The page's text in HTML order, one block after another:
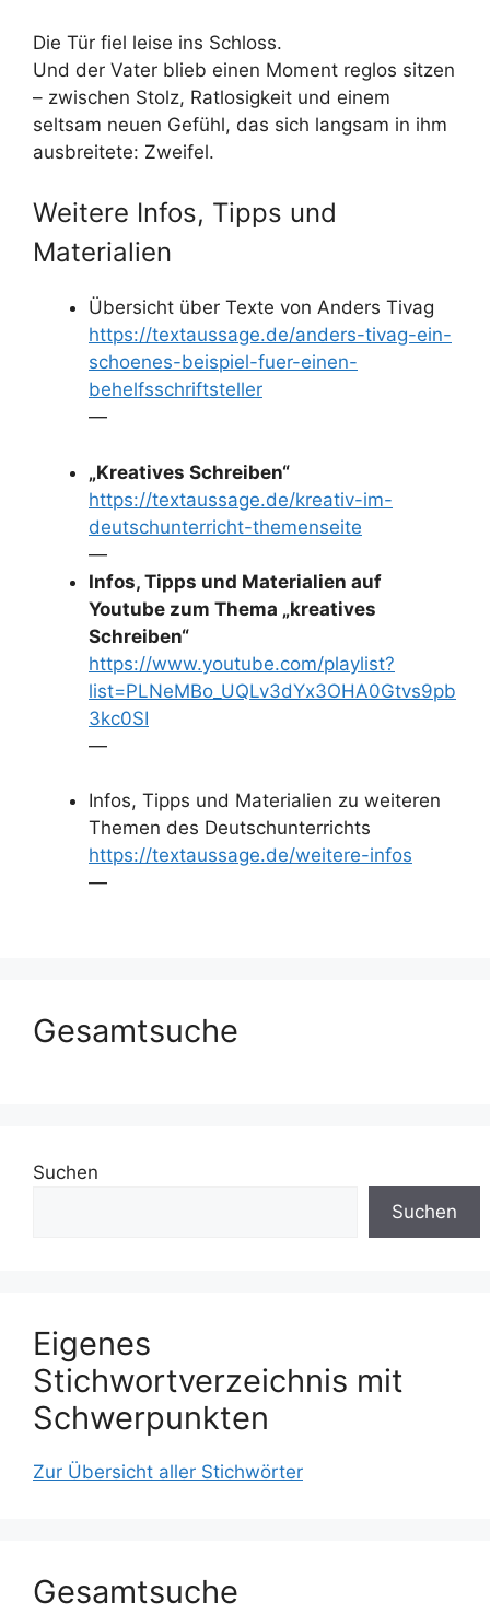
Die Tür fiel leise ins Schloss.
Und der Vater blieb einen Moment reglos sitzen
– zwischen Stolz, Ratlosigkeit und einem
seltsam neuen Gefühl, das sich langsam in ihm
ausbreitete: Zweifel.
Weitere Infos, Tipps und
Materialien
Übersicht über Texte von Anders Tivag
https://textaussage.de/anders-tivag-ein-
schoenes-beispiel-fuer-einen-
behelfsschriftsteller
—
„Kreatives Schreiben“
https://textaussage.de/kreativ-im-
deutschunterricht-themenseite
—
Infos, Tipps und Materialien auf
Youtube zum Thema „kreatives
Schreiben“
https://www.youtube.com/playlist?
list=PLNeMBo_UQLv3dYx3OHA0Gtvs9pb
3kc0SI
—
Infos, Tipps und Materialien zu weiteren
Themen des Deutschunterrichts
https://textaussage.de/weitere-infos
—
Gesamtsuche
Suchen
Suchen
Eigenes
Stichwortverzeichnis mit
Schwerpunkten
Zur Übersicht aller Stichwörter
Gesamtsuche